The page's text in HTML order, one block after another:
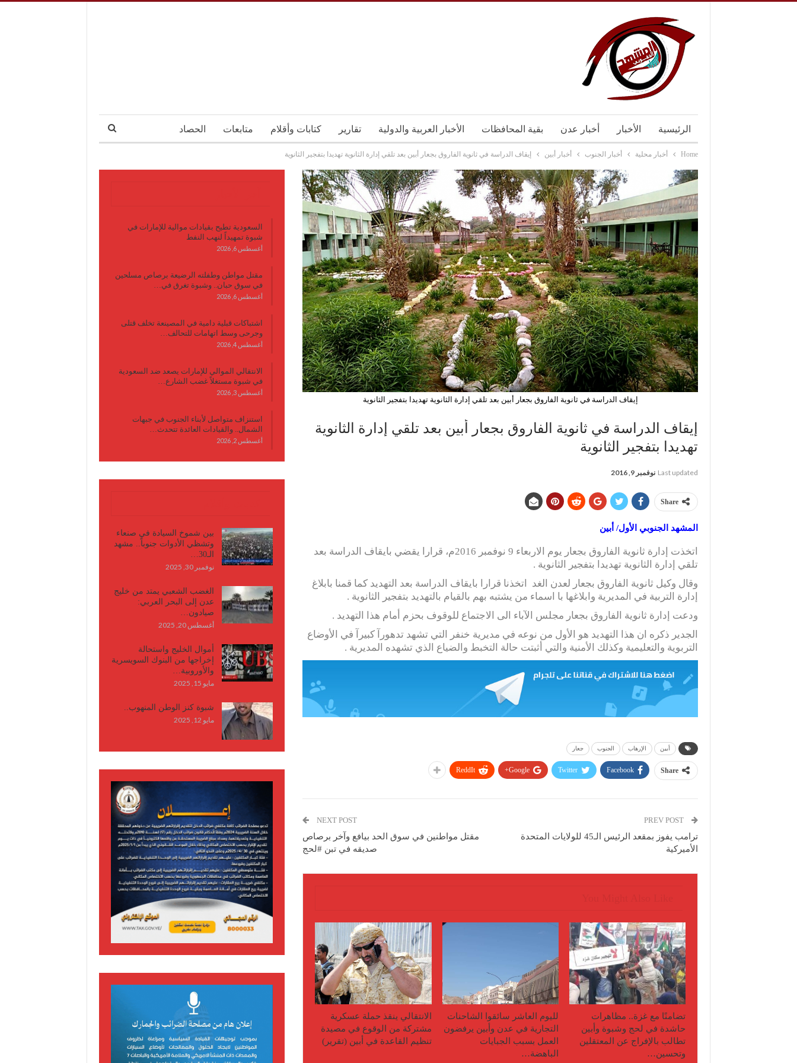
الرئيسية الأخبار أخبار عدن بقية المحافظات الأخبار العربية والدولية تقارير كتابات وأقلام متابعات الحصاد
Home أخبار محلية أخبار الجنوب أخبار أبين إيقاف الدراسة في ثانوية الفاروق بجعار أبين بعد تلقي إدارة الثانوية تهديدا بتفجير الثانوية
إيقاف الدراسة في ثانوية الفاروق بجعار أبين بعد تلقي إدارة الثانوية تهديدا بتفجير الثانوية
إيقاف الدراسة في ثانوية الفاروق بجعار أبين بعد تلقي إدارة الثانوية
تهديدا بتفجير الثانوية
Last updated نوفمبر 9, 2016
Share
المشهد الجنوبي الأول/ أبين
اتخذت إدارة ثانوية الفاروق بجعار يوم الاربعاء 9 نوفمبر 2016م، قرارا يقضي بايقاف الدراسة بعد
تلقي إدارة الثانوية تهديدا بتفجير الثانوية .
وقال وكيل ثانوية الفاروق بجعار لعدن الغد اتخذنا قرارا بايقاف الدراسة بعد التهديد كما قمنا بابلاغ
إدارة التربية في المديرية وابلاغها با اسماء من يشتبه بهم بالقيام بالتهديد بتفجير الثانوية .
ودعت إدارة ثانوية الفاروق بجعار مجلس الآباء الى الاجتماع للوقوف بحزم أمام هذا التهديد .
الجدير ذكره ان هذا التهديد هو الأول من نوعه في مديرية خنفر التي تشهد تدهورآ كبيرآ في الأوضاع
التربوية والتعليمية وكذلك الأمنية والتي أثبتت حالة التخبط والضياع الذي تشهده المديرية .
أبين الإرهاب الجنوب جعار
Share
Facebook
Twitter
Google+
ReddIt
ترامب يفوز بمقعد الرئيس الـ45 للولايات المتحدة
الأميركية
NEXT POST
مقتل مواطنين في سوق الحد بيافع وآخر برصاص
صديقه في تبن #لحج
تضامنًا مع غزة.. مظاهرات
حاشدة في لحج وشبوة وأبين
تطالب بالإفراج عن المعتقلين
وتحسين…
لليوم العاشر سائقوا الشاحنات
التجارية في عدن وأبين يرفضون
العمل بسبب الجبايات
الباهضة…
الانتقالي ينقذ حملة عسكرية
مشتركة من الوقوع في مصيدة
تنظيم القاعدة في أبين (تقرير)
السعودية تطيح بقيادات موالية للإمارات في
شبوة تمهيداً لنهب النفط
أغسطس 6, 2026
مقتل مواطن وطفلته الرضيعة برصاص مسلحين
في سوق حبان.. وشبوة تغرق في…
أغسطس 6, 2026
اشتباكات قبلية دامية في المصينعة تخلف قتلى
وجرحى وسط اتهامات للتحالف…
أغسطس 4, 2026
الانتقالي الموالي للإمارات يصعد ضد السعودية
في شبوة مستغلاً غضب الشارع…
أغسطس 3, 2026
استنزاف متواصل لأبناء الجنوب في جبهات
الشمال.. والقيادات العائدة تتحدث…
أغسطس 2, 2026
بين شموخ السيادة في صنعاء
وتشظي الأدوات جنوباً.. مشهد
الـ30…
نوفمبر 30, 2025
الغضب الشعبي يمتد من خليج
عدن إلى البحر العربي:
صيادون…
أغسطس 20, 2025
أموال الخليج واستحالة
إخراجها من البنوك السويسرية
والأوروبية…
مايو 15, 2025
شبوة كنز الوطن المنهوب..
مايو 12, 2025